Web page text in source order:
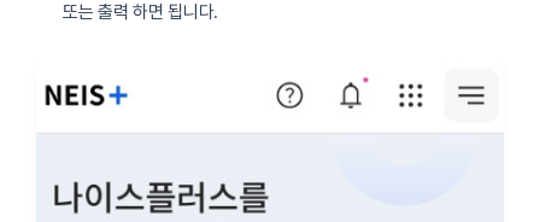
또는 출력 하면 됩니다.